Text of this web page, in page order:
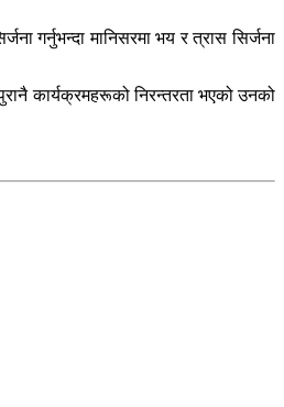
गर्नुभन्दा मानिसरमा भय र त्रास सिर्जना
कार्यक्रमहरूको निरन्तरता भएको उनको